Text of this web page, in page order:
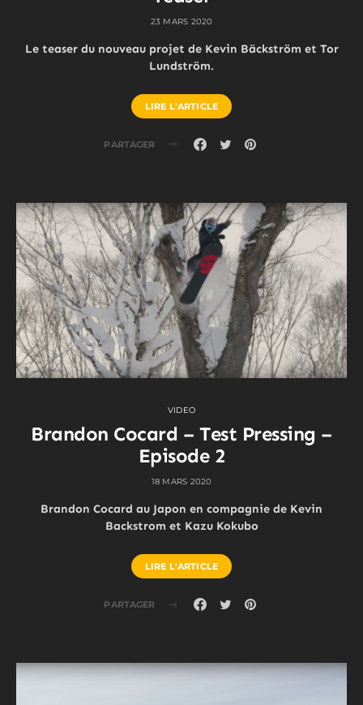
23 MARS 2020
Le teaser du nouveau projet de Kevin Bäckström et Tor
Lundström.
LIRE L'ARTICLE
PARTAGER
VIDEO
Brandon Cocard – Test Pressing –
Episode 2
18 MARS 2020
Brandon Cocard au Japon en compagnie de Kevin
Backstrom et Kazu Kokubo
LIRE L'ARTICLE
PARTAGER